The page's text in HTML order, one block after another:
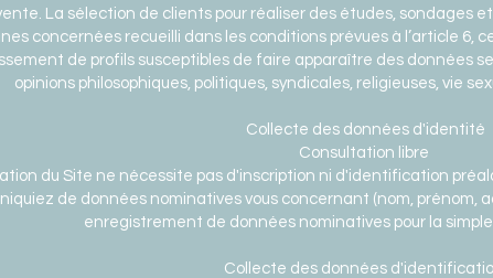
La sélection de clients pour réaliser des études, sondages
concernées recueilli dans les conditions prévues à l’article 6,
de profils susceptibles de faire apparaître des données
opinions philosophiques, politiques, syndicales, religieuses, vie
Collecte des données d'identité
Consultation libre
du Site ne nécessite pas d'inscription ni d'identification
de données nominatives vous concernant (nom, prénom,
enregistrement de données nominatives pour la
Collecte des données